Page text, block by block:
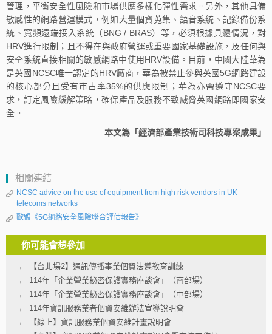
管理，平衡安全性風險和市場供應多樣化彈性需求。另外，其他具備
敏感性的網路營運模式，例如大量個資蒐集、語音系統、記錄備份系
統、寬頻遠端接入系統（BNG / BRAS）等，必須根據具體情況，對
HRV進行限制；且不得在與政府營運或重要國家基礎設施，及任何與
安全系統直接相關的敏感網路中使用HRV設備。目前，中國大陸華為
是英國NCSC唯一認定的HRV廠商，華為被禁止參與英國5G網路建設
的核心部分且受有市占率35%的供應限制；華為亦需遵守NCSC要
求，訂定風險緩解策略，確保產品及服務不致威脅英國網路即國家安
全。
本文為「經濟部產業技術司科技專案成果」
相關連結
NCSC advice on the use of equipment from high risk vendors in UK
telecoms networks
歐盟《5G網絡安全風險聯合評估報告》
你可能會想參加
【台北場2】通訊傳播事業個資法遵教育訓練
114年「企業營業秘密保護實務座談會」（南部場）
114年「企業營業秘密保護實務座談會」（中部場）
114年資訊服務業者個資安維辦法宣導說明會
【線上】資訊服務業個資安維計畫說明會